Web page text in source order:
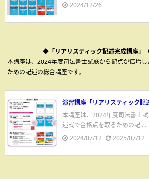
2024/12/26
◆「リアリスティック記述完成講座」
本講座は、2024年度司法書士試験から配点が倍増
ための記述の総合講座です。
演習講座「リアリスティック記
本講座は、2024年度司法書士
述式で合格点を取るための記 ...
2024/07/12
2025/07/12